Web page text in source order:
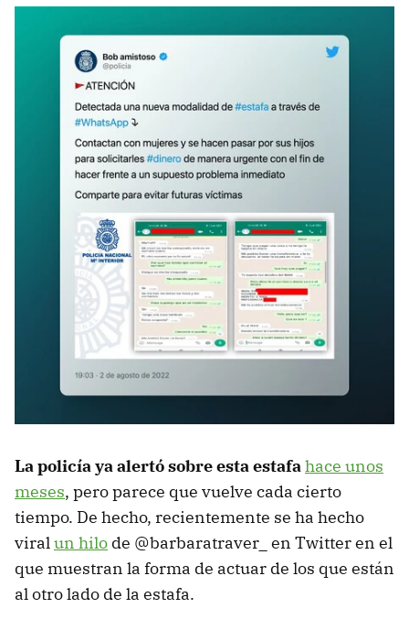
La policía ya alertó sobre esta estafa hace unos
meses, pero parece que vuelve cada cierto
tiempo. De hecho, recientemente se ha hecho
viral un hilo de @barbaratraver_ en Twitter en el
que muestran la forma de actuar de los que están
al otro lado de la estafa.